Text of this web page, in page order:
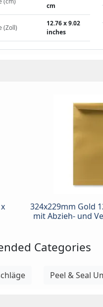
cm
(Zoll)
12.76 x 9.02
inches
324x229mm Gold
mit Abzieh- und
Categories
Peel & Seal